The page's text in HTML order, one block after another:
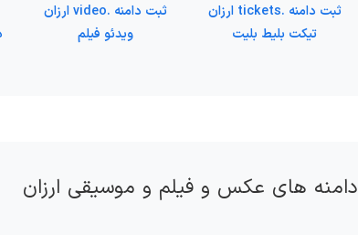
ثبت دامنه .tickets ارزان
تیکت بلیط بلیت
ثبت دامنه .video ارزان
ویدئو فیلم
دامنه های عکس و فیلم و موسیقی ارزان